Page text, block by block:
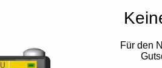
unseren regelmäßig
den Ersten sein, über neue
informiert werden.
Für den